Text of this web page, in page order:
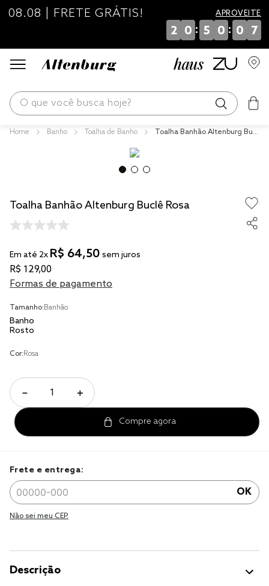
08.08 | FRETE GRÁTIS! APROVEITE
2 0 : 5 0 : 0 7
O que você busca hoje?
Banho Toalha de Banho
Toalha Banhão Altenburg Bucl
Toalha Banhão Altenburg Buclê Rosa
Em até 2x R$ 64,50 sem juros
R$ 129,00
Formas de pagamento
Tamanho:Banhão
Banho
Rosto
Cor:Rosa
＋
－
Frete e entrega:
OK
Não sei meu CEP.
Descrição
fronha
jogos cama
travesseiro
solteiro king
cobertor
jogo cama casal